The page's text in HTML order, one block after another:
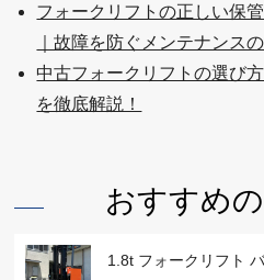
フォークリフトの正しい保
｜故障を防ぐメンテナンス
中古フォークリフトの選び
を徹底解説！
おすすめ
1.8t フォークリフト